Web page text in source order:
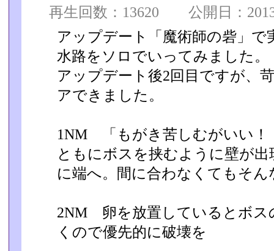
再生回数：13620 公開日：
アップデート「魔術師の砦」で
水路をソロでいってみました。
アップデート後2回目ですが、
アできました。
1NM 「もがき苦しむがいい！
ともにボスを挟むように壁が
に端へ。間に合わなくてもそ
2NM 卵を放置しているとボス
くので優先的に破壊を